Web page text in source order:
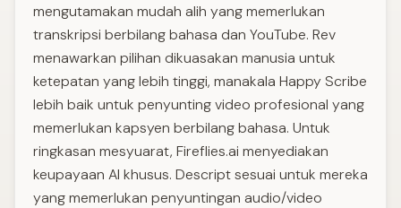
mengutamakan mudah alih yang memerlukan
transkripsi berbilang bahasa dan YouTube. Rev
menawarkan pilihan dikuasakan manusia untuk
ketepatan yang lebih tinggi, manakala Happy Scribe
lebih baik untuk penyunting video profesional yang
memerlukan kapsyen berbilang bahasa. Untuk
ringkasan mesyuarat, Fireflies.ai menyediakan
keupayaan AI khusus. Descript sesuai untuk mereka
yang memerlukan penyuntingan audio/video